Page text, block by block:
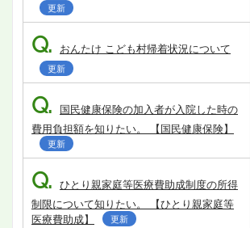
更新
Q. おんたけ こども村帰着状況について
更新
Q. 国民健康保険の加入者が入院した時の
費用負担額を知りたい。 【国民健康保険】
更新
Q. ひとり親家庭等医療費助成制度の所得
制限について知りたい。 【ひとり親家庭等
医療費助成】
更新